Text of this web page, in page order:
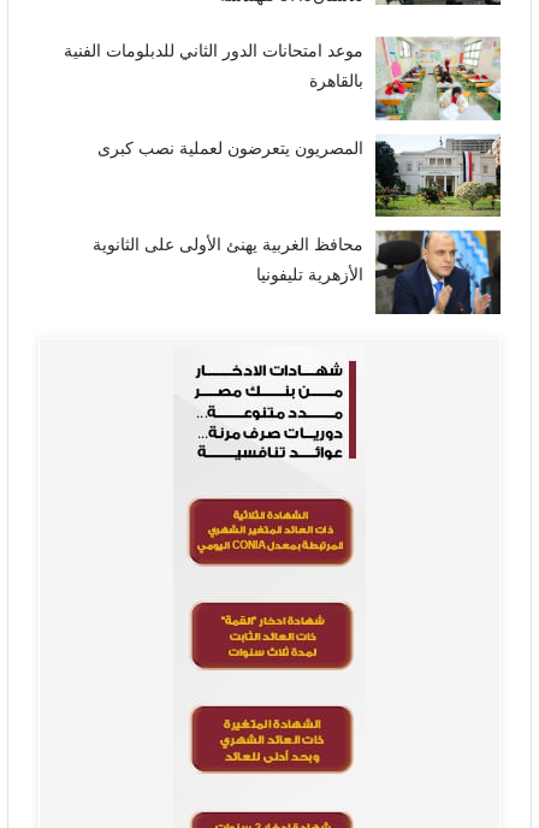
موعد امتحانات الدور الثاني للدبلومات الفنية
بالقاهرة
المصريون يتعرضون لعملية نصب كبرى
محافظ الغربية يهنئ الأولى على الثانوية
الأزهرية تليفونيا